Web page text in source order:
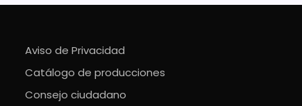
Aviso de Privacidad
Catálogo de producciones
Consejo ciudadano